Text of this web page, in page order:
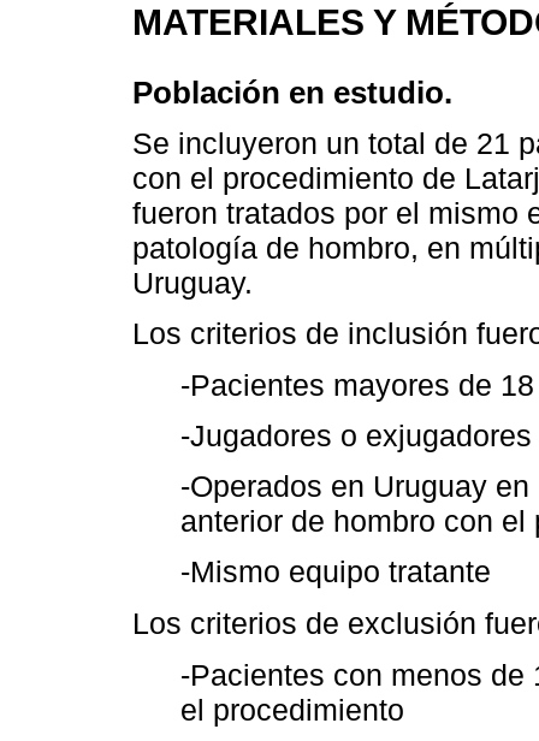
MATERIALES Y
Población en estudio.
Se incluyeron un total de 21
con el procedimiento de
fueron tratados por el mismo
patología de hombro, en
Uruguay.
Los criterios de inclusión
-Pacientes mayores de
-Jugadores o
-Operados en Uruguay
anterior de hombro con
-Mismo equipo tratante
Los criterios de exclusión
-Pacientes con menos
el procedimiento